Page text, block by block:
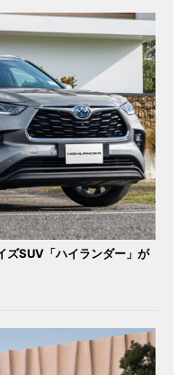
ズSUV「ハイランダー」が